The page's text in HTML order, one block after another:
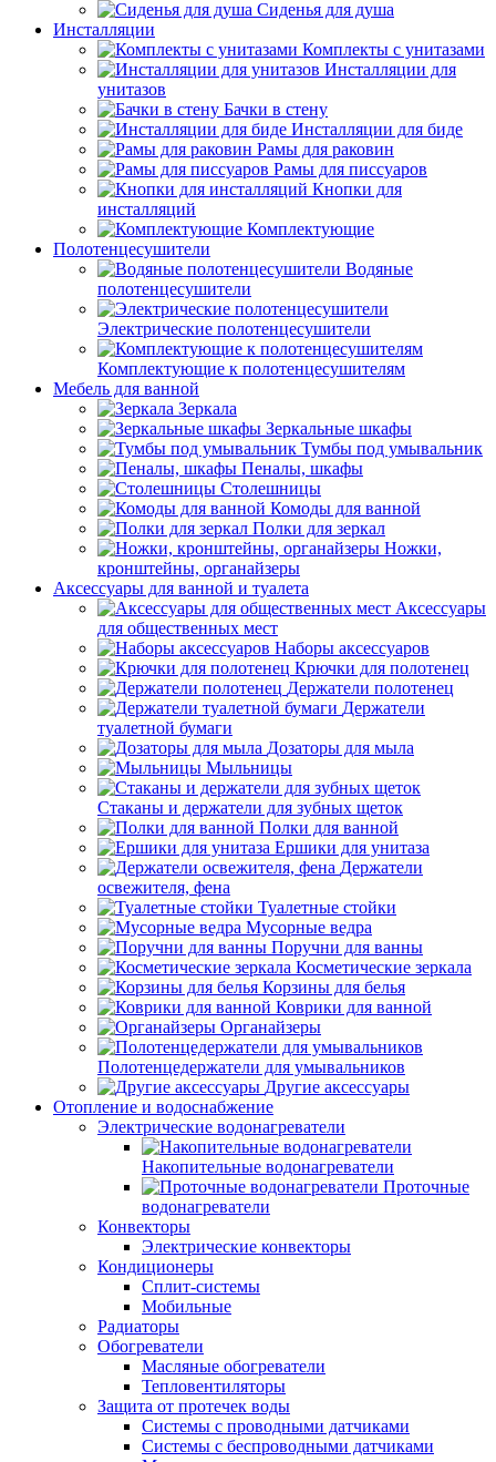
Сиденья для душа
Инсталляции
Комплекты с унитазами
Инсталляции для
унитазов
Бачки в стену
Инсталляции для биде
Рамы для раковин
Рамы для писсуаров
Кнопки для
инсталляций
Комплектующие
Полотенцесушители
Водяные
полотенцесушители
Электрические полотенцесушители
Комплектующие к полотенцесушителям
Мебель для ванной
Зеркала
Зеркальные шкафы
Тумбы под умывальник
Пеналы, шкафы
Столешницы
Комоды для ванной
Полки для зеркал
Ножки,
кронштейны, органайзеры
Аксессуары для ванной и туалета
Аксессуары
для общественных мест
Наборы аксессуаров
Крючки для полотенец
Держатели полотенец
Держатели
туалетной бумаги
Дозаторы для мыла
Мыльницы
Стаканы и держатели для зубных щеток
Полки для ванной
Ершики для унитаза
Держатели
освежителя, фена
Туалетные стойки
Мусорные ведра
Поручни для ванны
Косметические зеркала
Корзины для белья
Коврики для ванной
Органайзеры
Полотенцедержатели для умывальников
Другие аксессуары
Отопление и водоснабжение
Электрические водонагреватели
Накопительные водонагреватели
Проточные
водонагреватели
Конвекторы
Электрические конвекторы
Кондиционеры
Сплит-системы
Мобильные
Радиаторы
Обогреватели
Масляные обогреватели
Тепловентиляторы
Защита от протечек воды
Системы с проводными датчиками
Системы с беспроводными датчиками